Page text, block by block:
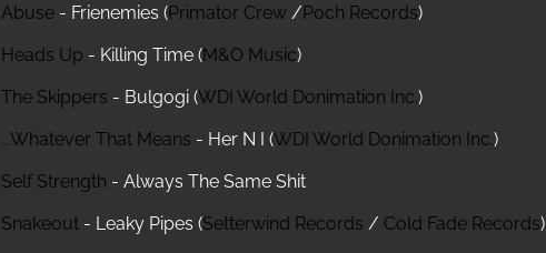
Abuse - Frienemies (Primator Crew /Poch Records)
Heads Up - Killing Time (M&O Music)
The Skippers - Bulgogi (WDI World Donimation Inc.)
...Whatever That Means - Her N I (WDI World Donimation Inc.)
Self Strength - Always The Same Shit
Snakeout - Leaky Pipes (Setterwind Records / Cold Fade Records)